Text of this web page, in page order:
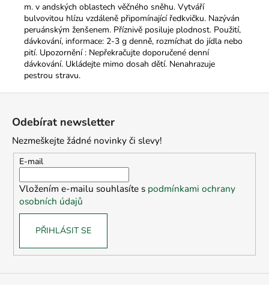
m. v andských oblastech věčného sněhu. Vytváří
bulvovitou hlízu vzdáleně připomínající ředkvičku. Nazýván
peruánským ženšenem. Příznivě posiluje plodnost. Použití,
dávkování, informace: 2-3 g denně, rozmíchat do jídla nebo
pití. Upozornění : Nepřekračujte doporučené denní
dávkování. Ukládejte mimo dosah dětí. Nenahrazuje
pestrou stravu.
Odebírat newsletter
Nezmeškejte žádné novinky či slevy!
E-mail
Vložením e-mailu souhlasíte s podmínkami ochrany
osobních údajů
PŘIHLÁSIT SE